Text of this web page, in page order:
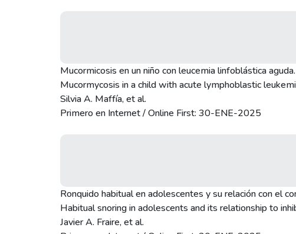
Mucormicosis en un niño con leucemia linfoblástica
Mucormycosis in a child with acute lymphoblastic
Silvia A. Maffía, et al.
Primero en Internet / Online First: 30-ENE-2025
Ronquido habitual en adolescentes y su relación con el
Habitual snoring in adolescents and its relationship to
Javier A. Fraire, et al.